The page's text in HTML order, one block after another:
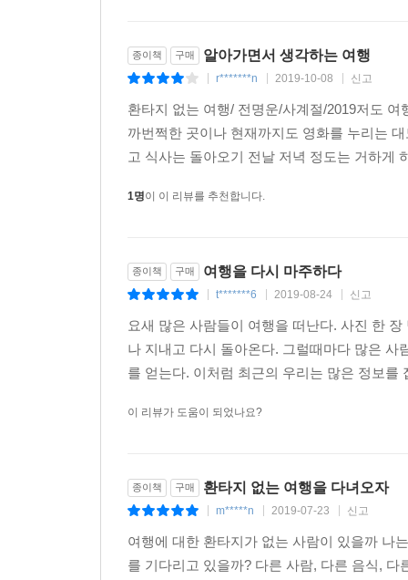
이 모든 경험을 통해 환타는 현실에는 없는 환
들여다보라고. 그리고 거기에서부터 다시 시작하
환타가 세상 곳곳에서 배운 건 이게 전부다.
종이책 구매 알아가면서 생각하는 여행
r*******n 2019-10-08 신고
환타지 없는 여행/ 전명운/사계절/2019저도
까번쩍한 곳이나 현재까지도 영화를 누리는
고 식사는 돌아오기 전날 저녁 정도는 거하게
1명이 이 리뷰를 추천합니다.
종이책 구매 여행을 다시 마주하다
t*******6 2019-08-24 신고
요새 많은 사람들이 여행을 떠난다. 사진 한
나 지내고 다시 돌아온다. 그럴때마다 많은
를 얻는다. 이처럼 최근의 우리는 많은 정보
이 리뷰가 도움이 되었나요?
종이책 구매 환타지 없는 여행을 다녀오자
m*****n 2019-07-23 신고
여행에 대한 환타지가 없는 사람이 있을까 나
를 기다리고 있을까? 다른 사람, 다른 음식,